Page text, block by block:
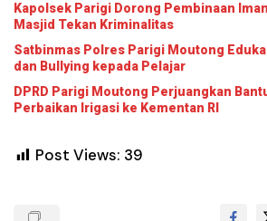
Kapolsek Parigi Dorong Pembinaan
Masjid Tekan Kriminalitas
Satbinmas Polres Parigi Moutong
dan Bullying kepada Pelajar
DPRD Parigi Moutong Perjuangkan
Perbaikan Irigasi ke Kementan RI
Post Views: 39